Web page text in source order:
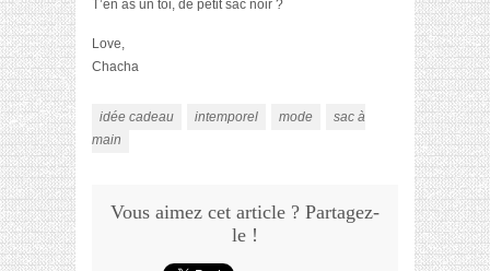
T’en as un toi, de petit sac noir ?
Love,
Chacha
idée cadeau intemporel mode
sac à
main
Vous aimez cet article ? Partagez-
le !